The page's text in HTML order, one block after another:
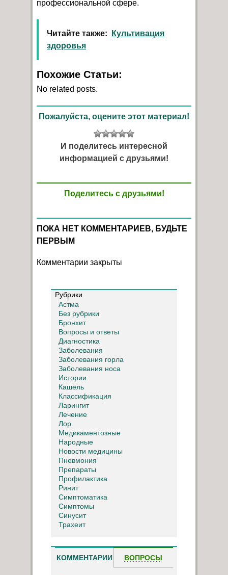
профессиональной сфере.
Читайте также:
Культивация
здоровья
Похожие Статьи:
No related posts.
Пожалуйста, оцените этот материал!
И поделитесь интересной
информацией с друзьями!
Поделитесь с друзьями!
ПОКА НЕТ КОММЕНТАРИЕВ, БУДЬТЕ
ПЕРВЫМ
Комментарии закрыты
Рубрики
Астма
Без рубрики
Бронхит
Вопросы и ответы
Диагностика
Заболевания
Заболевания горла
Заболевания носа
Истории
Кашель
Классификация
Ларингит
Лечение
Лор
Медикаментозные
Народные
Новости медицины
Пневмония
Препараты
Профилактика
Ринит
Симптоматика
Симптомы
Синусит
Трахеит
КОММЕНТАРИИ ВОПРОСЫ